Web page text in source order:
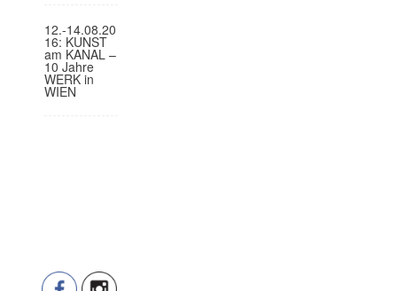
12.-14.08.20
16: KUNST
am KANAL –
10 Jahre
WERK in
WIEN